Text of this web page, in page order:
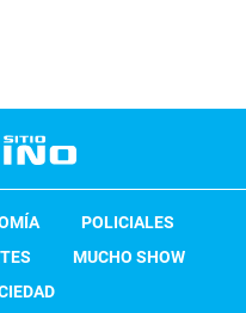
POLICIALES
MUCHO SHOW